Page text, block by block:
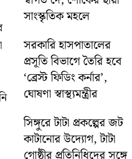
সাংস্কৃতিক মহলে
সরকারি হাসপাতালের
প্রসূতি বিভাগে তৈরি হবে
‘ব্রেস্ট ফিডিং কর্নার’,
ঘোষণা স্বাস্থ্যমন্ত্রীর
সিঙ্গুরে টাটা প্রকল্পের জট
কাটানোর উদ্যোগ, টাটা